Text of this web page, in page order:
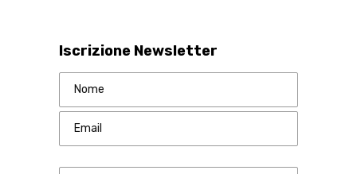
Iscrizione Newsletter